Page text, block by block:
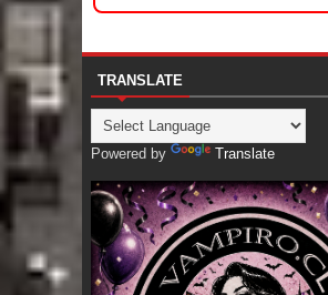
TRANSLATE
Powered by Translate